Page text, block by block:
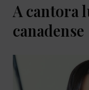
A cantora
canadense